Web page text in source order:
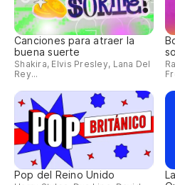
Canciones para atraer la
buena suerte
Shakira, Elvis Presley, Lana Del
Rey...
Pop del Reino Unido